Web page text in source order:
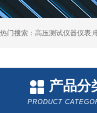
热门搜索：高压测试仪器仪表;
产品分
PRODUCT